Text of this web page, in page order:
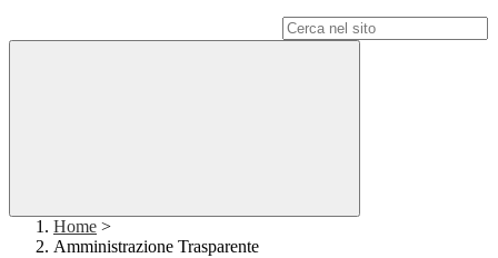
Home >
Amministrazione Trasparente